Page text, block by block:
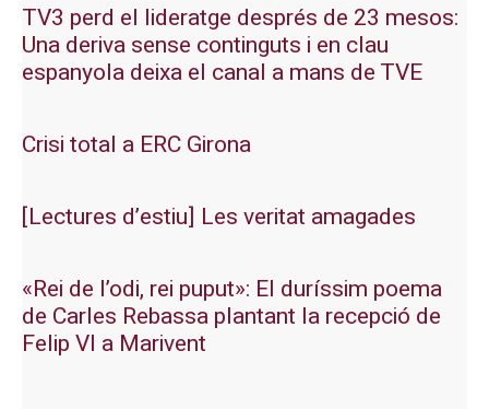
TV3 perd el lideratge després de 23 mesos:
Una deriva sense continguts i en clau
espanyola deixa el canal a mans de TVE
Crisi total a ERC Girona
[Lectures d’estiu] Les veritat amagades
«Rei de l’odi, rei puput»: El duríssim poema
de Carles Rebassa plantant la recepció de
Felip VI a Marivent